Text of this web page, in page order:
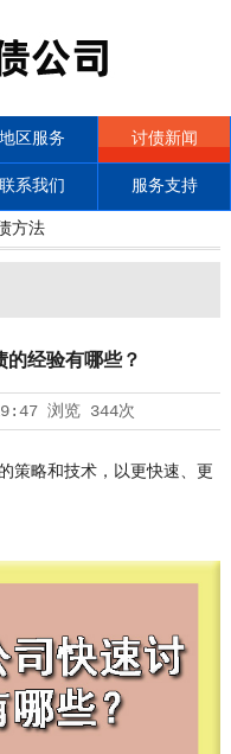
地区服务 讨债新闻
联系我们 服务支持
方法
经验有哪些？
浏览 344次
策略和技术，以更快速、更